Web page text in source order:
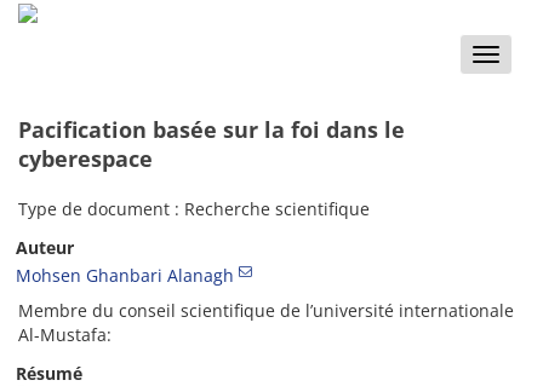
Toggle
Pacification basée sur la foi dans le
cyberespace
Type de document : Recherche scientifique
Auteur
Mohsen Ghanbari Alanagh
Membre du conseil scientifique de l’université internationale
Al-Mustafa:
Résumé